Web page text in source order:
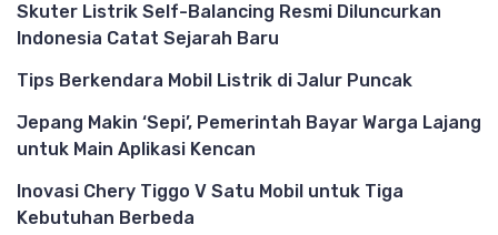
Skuter Listrik Self-Balancing Resmi Diluncurkan
Indonesia Catat Sejarah Baru
Tips Berkendara Mobil Listrik di Jalur Puncak
Jepang Makin ‘Sepi’, Pemerintah Bayar Warga Lajang
untuk Main Aplikasi Kencan
Inovasi Chery Tiggo V Satu Mobil untuk Tiga
Kebutuhan Berbeda